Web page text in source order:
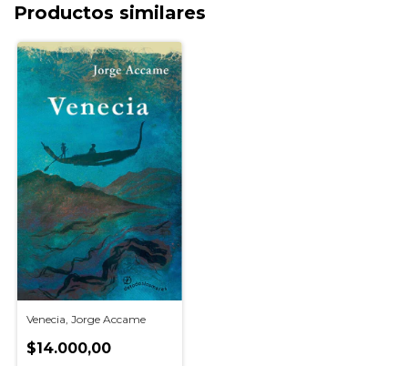
Productos similares
Venecia, Jorge Accame
$14.000,00